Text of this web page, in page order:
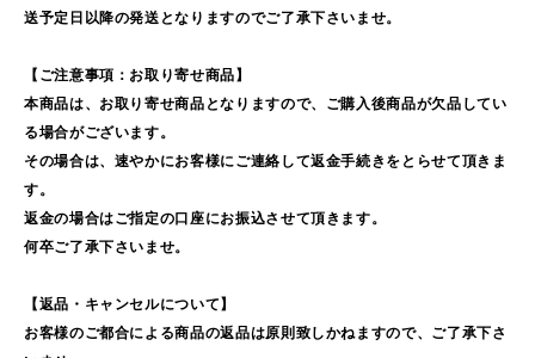
送予定日以降の発送となりますのでご了承下さいませ。
【ご注意事項：お取り寄せ商品】
本商品は、お取り寄せ商品となりますので、ご購入後商品が欠品してい
る場合がございます。
その場合は、速やかにお客様にご連絡して返金手続きをとらせて頂きま
す。
返金の場合はご指定の口座にお振込させて頂きます。
何卒ご了承下さいませ。
【返品・キャンセルについて】
お客様のご都合による商品の返品は原則致しかねますので、ご了承下さ